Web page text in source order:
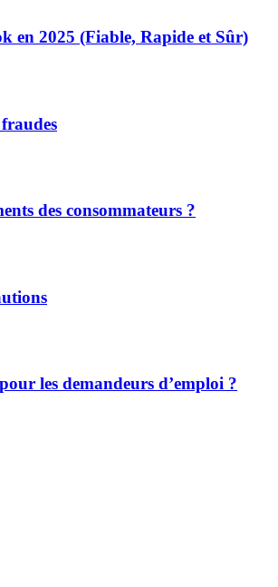
en 2025 (Fiable, Rapide et Sûr)
des consommateurs ?
les demandeurs d’emploi ?